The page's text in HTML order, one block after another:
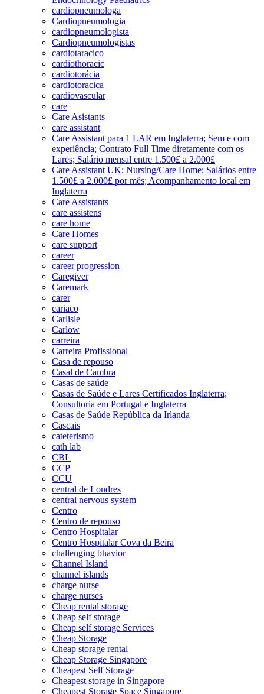
cardiopneumologa
Cardiopneumologia
cardiopneumologista
Cardiopneumologistas
cardiotaracico
cardiothoracic
cardiotorácia
cardiotoracica
cardiovascular
care
Care Asistants
care assistant
Care Assistant para 1 LAR em Inglaterra; Sem e com
experiência; Contrato Full Time diretamente com os
Lares; Salário mensal entre 1.500£ a 2.000£
Care Assistant UK; Nursing/Care Home; Salários entre
1.500£ a 2.000£ por mês; Acompanhamento local em
Inglaterra
Care Assistants
care assistens
care home
Care Homes
care support
career
career progression
Caregiver
Caremark
carer
cariaco
Carlisle
Carlow
carreira
Carreira Profissional
Casa de repouso
Casal de Cambra
Casas de saúde
Casas de Saúde e Lares Certificados Inglaterra;
Consultoria em Portugal e Inglaterra
Casas de Saúde República da Irlanda
Cascais
cateterismo
cath lab
CBL
CCP
CCU
central de Londres
central nervous system
Centro
Centro de repouso
Centro Hospitalar
Centro Hospitalar Cova da Beira
challenging bhavior
Channel Island
channel islands
charge nurse
charge nurses
Cheap rental storage
Cheap self storage
Cheap self storage Services
Cheap Storage
Cheap storage rental
Cheap Storage Singapore
Cheapest Self Storage
Cheapest storage in Singapore
Cheapest Storage Space Singapore